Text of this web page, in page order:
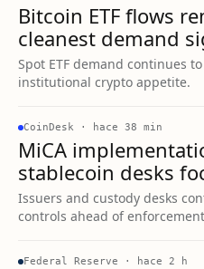
Bitcoin ETF flows
cleanest demand
Spot ETF demand continues
institutional crypto appetite.
CoinDesk · hace 38 min
MiCA
stablecoin desks
Issuers and custody desks
controls ahead of
Federal Reserve · hace 2 h